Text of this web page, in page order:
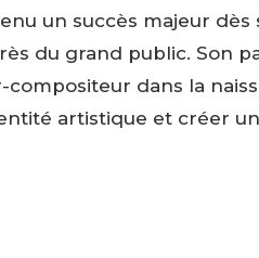
un succès majeur dès
du grand public. Son
dans la
artistique et créer